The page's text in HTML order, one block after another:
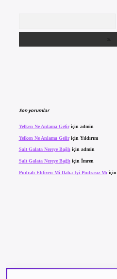
Son yorumlar
Yelken Ne Anlama Geliriçin admin
Yelken Ne Anlama Geliriçin Yıldırım
Salt Galata Nereye Bağlıiçin admin
Salt Galata Nereye Bağlı için İmren
Pudralı Eldiven Mi Daha Iyi Pudrasız Mı için